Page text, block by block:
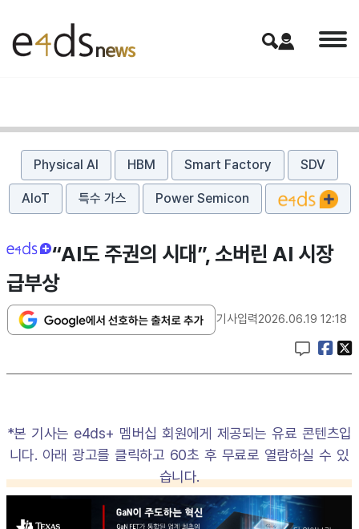
Physical AI HBM Smart Factory SDV
AIoT 특수 가스 Power Semicon
“AI도 주권의 시대”, 소버린 AI 시장
급부상
기사입력2026.06.19 12:18
*본 기사는 e4ds+ 멤버십 회원에게 제공되는 유료 콘텐츠입
니다. 아래 광고를 클릭하고 60초 후 무료로 열람하실 수 있
습니다.